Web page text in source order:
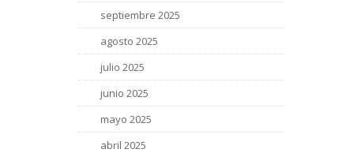
septiembre 2025
agosto 2025
julio 2025
junio 2025
mayo 2025
abril 2025